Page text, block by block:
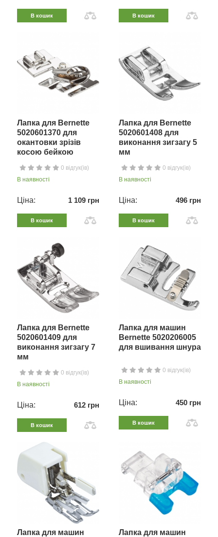
В кошик В кошик
Лапка для Bernette
5020601370 для
окантовки зрізів
косою бейкою
0 відгук(ів)
В наявності
Ціна: 1 109 грн
В кошик
Лапка для Bernette
5020601408 для
виконання зигзагу 5
мм
0 відгук(ів)
В наявності
Ціна: 496 грн
В кошик
Лапка для Bernette
5020601409 для
виконання зигзагу 7
мм
0 відгук(ів)
В наявності
Ціна: 612 грн
В кошик
Лапка для машин
Bernette 5020206005
для вшивання шнура
0 відгук(ів)
В наявності
Ціна: 450 грн
В кошик
Лапка для машин
Лапка для машин